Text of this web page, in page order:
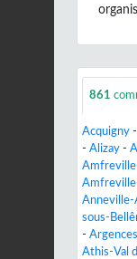
861
Acquigny -
- Alizay -
Anneville-
sous-
- Argences
Athis-Val